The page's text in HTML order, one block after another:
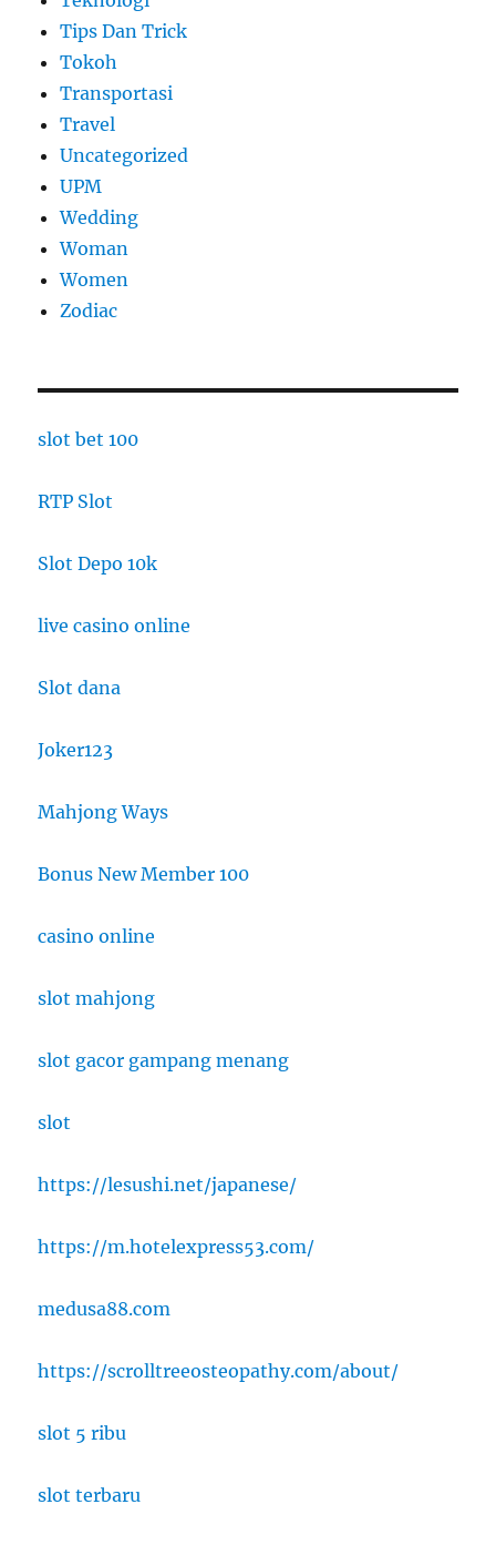
Tips Dan Trick
Tokoh
Transportasi
Travel
Uncategorized
UPM
Wedding
Woman
Women
Zodiac
slot bet 100
RTP Slot
Slot Depo 10k
live casino online
Slot dana
Joker123
Mahjong Ways
Bonus New Member 100
casino online
slot mahjong
slot gacor gampang menang
slot
https://lesushi.net/japanese/
https://m.hotelexpress53.com/
medusa88.com
https://scrolltreeosteopathy.com/about/
slot 5 ribu
slot terbaru